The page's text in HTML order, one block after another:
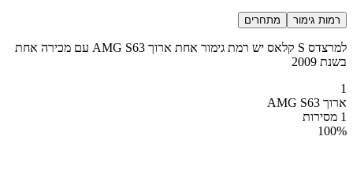
רמות גימור מתחרים
למרצדס S קלאס יש רמת גימור אחת ארוך AMG S63 עם מכירה אחת
בשנת 2009
1
ארוך AMG S63
1 מסירות
100%